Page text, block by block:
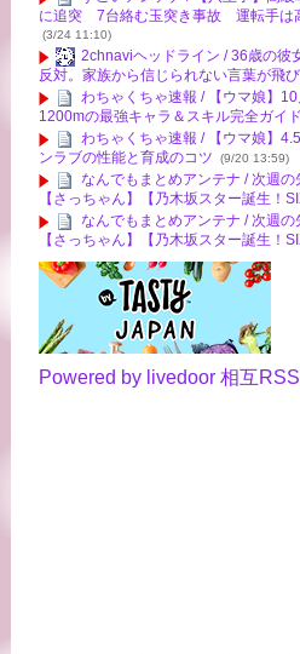
に追突 7台絡む玉突き事故 運転手は
(3/24 11:10)
2chnaviヘッドライン / 36歳の彼
反対。家族から信じられない言葉が飛
わちゃくちゃ速報 / 【ウマ娘】
1200mの最強キャラ＆スキル完全ガイド
わちゃくちゃ速報 / 【ウマ娘】
ンラブの性能と育成のコツ
(9/20 13:59)
なんでもまとめアンテナ / 次週の
【さっちゃん】【乃木坂スター誕生！
なんでもまとめアンテナ / 次週の
【さっちゃん】【乃木坂スター誕生！
Powered by livedoor 相互RSS